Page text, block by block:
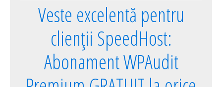
Veste excelentă pentru
clienții SpeedHost:
Abonament WPAudit